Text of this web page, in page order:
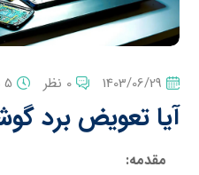
1403/06/29 0 نظر 5 دقیقه
آیا تعویض برد
مقدمه: